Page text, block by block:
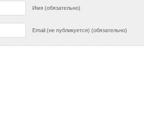
Имя (обязательно)
Email (не публикуется) (обязательно)